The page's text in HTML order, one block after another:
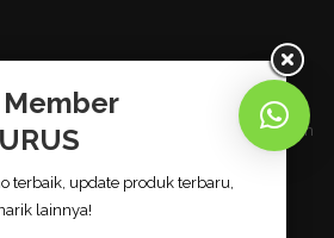
terbukti dapat meningkatkan
telah memnuhi standar uji Kementerian
terbaik, update produk terbaru,
lainnya!